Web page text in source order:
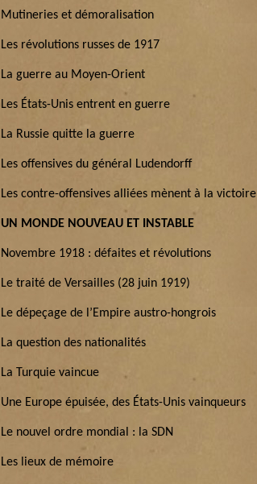
Mutineries et démoralisation
Les révolutions russes de 1917
La guerre au Moyen-Orient
Les États-Unis entrent en guerre
La Russie quitte la guerre
Les offensives du général Ludendorff
Les contre-offensives alliées mènent à la victoire
UN MONDE NOUVEAU ET INSTABLE
Novembre 1918 : défaites et révolutions
Le traité de Versailles (28 juin 1919)
Le dépeçage de l’Empire austro-hongrois
La question des nationalités
La Turquie vaincue
Une Europe épuisée, des États-Unis vainqueurs
Le nouvel ordre mondial : la SDN
Les lieux de mémoire